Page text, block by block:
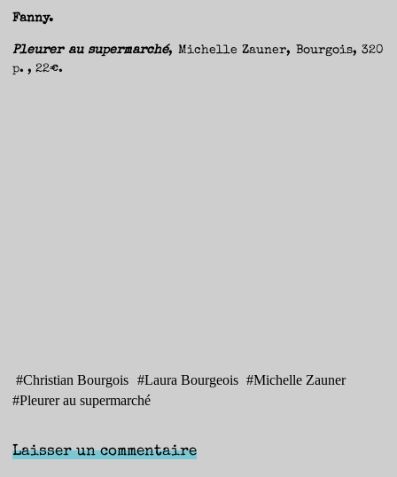
Fanny.
Pleurer au supermarché, Michelle Zauner, Bourgois, 320
p. , 22€.
#Christian Bourgois #Laura Bourgeois #Michelle Zauner
#Pleurer au supermarché
Laisser un commentaire